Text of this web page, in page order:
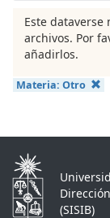
Este dataverse
archivos. Por
añadirlos.
Materia: Otro
(SISIB)